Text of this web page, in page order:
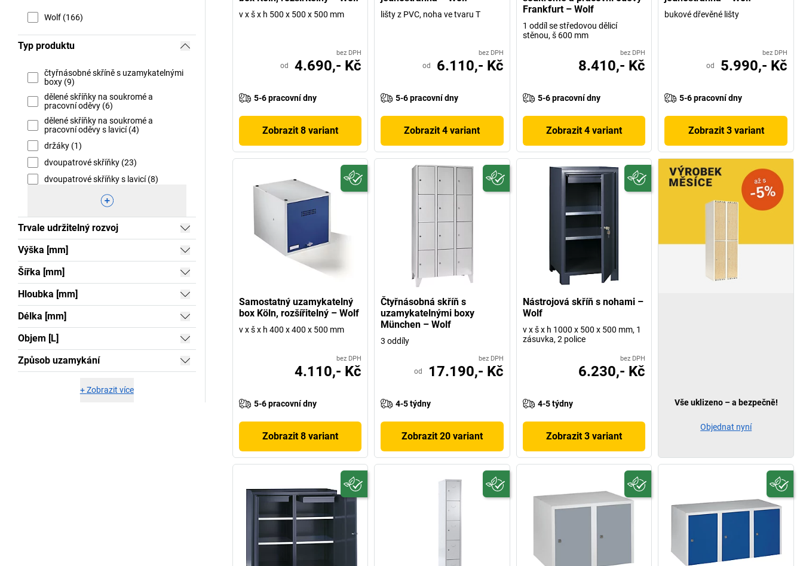
Wolf (166)
Typ produktu
čtyřnásobné skříně s uzamykatelnými
boxy (9)
dělené skříňky na soukromé a
pracovní oděvy (6)
dělené skříňky na soukromé a
pracovní oděvy s lavicí (4)
držáky (1)
dvoupatrové skříňky (23)
dvoupatrové skříňky s lavicí (8)
Trvale udržitelný rozvoj
Výška [mm]
Šířka [mm]
Hloubka [mm]
Délka [mm]
Objem [L]
Způsob uzamykání
+Zobrazit více
v x š x h 500 x 500 x 500 mm
bez DPH
od 4.690,- Kč
5-6 pracovní dny
Zobrazit 8 variant
lišty z PVC, noha ve tvaru T
bez DPH
od 6.110,- Kč
5-6 pracovní dny
Zobrazit 4 variant
Frankfurt – Wolf
1 oddíl se středovou dělicí
stěnou, š 600 mm
bez DPH
8.410,- Kč
5-6 pracovní dny
Zobrazit 4 variant
bukové dřevěné lišty
bez DPH
od 5.990,- Kč
5-6 pracovní dny
Zobrazit 3 variant
Samostatný uzamykatelný
box Köln, rozšířitelný – Wolf
v x š x h 400 x 400 x 500 mm
bez DPH
4.110,- Kč
5-6 pracovní dny
Zobrazit 8 variant
Čtyřnásobná skříň s
uzamykatelnými boxy
München – Wolf
3 oddíly
bez DPH
od 17.190,- Kč
4-5 týdny
Zobrazit 20 variant
Nástrojová skříň s nohami –
Wolf
v x š x h 1000 x 500 x 500 mm, 1
zásuvka, 2 police
bez DPH
6.230,- Kč
4-5 týdny
Zobrazit 3 variant
Vše uklizeno – a bezpečně!
Objednat nyní